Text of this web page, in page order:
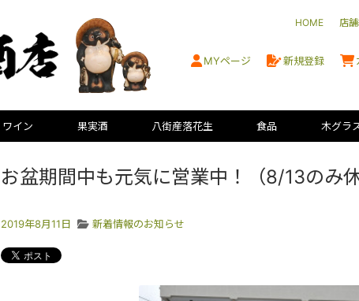
HOME 店
MYページ 新規登録
ワイン 果実酒 八街産落花生 食品 木グラ
お盆期間中も元気に営業中！（8/13のみ
2019年8月11日 新着情報のお知らせ